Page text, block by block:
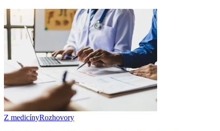
Z medicínyRozhovory